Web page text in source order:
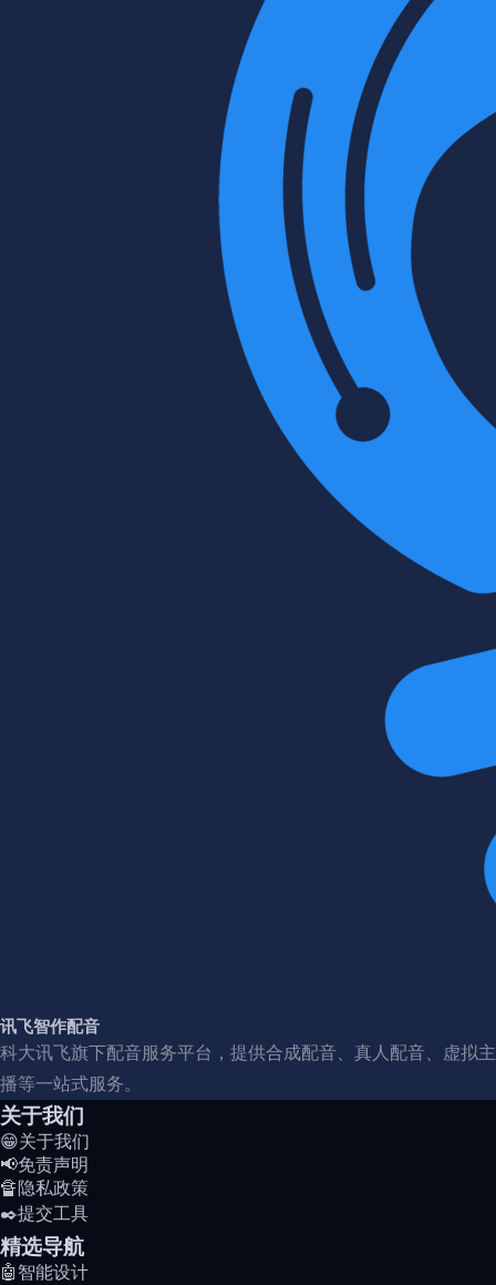
讯飞智作配音
科大讯飞旗下配音服务平台，提供合成配音、真人配音、虚拟主
播等一站式服务。
关于我们
😁关于我们
📢免责声明
🔏隐私政策
✒️提交工具
精选导航
🤖智能设计